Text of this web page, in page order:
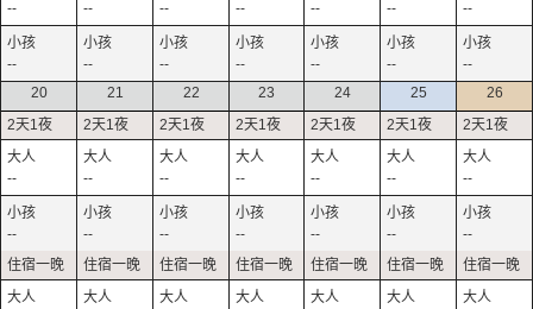
--
--
--
--
--
--
--
--
--
--
--
--
--
--
20
--
--
21
--
--
22
--
--
23
--
--
24
--
--
25
--
--
26
--
--